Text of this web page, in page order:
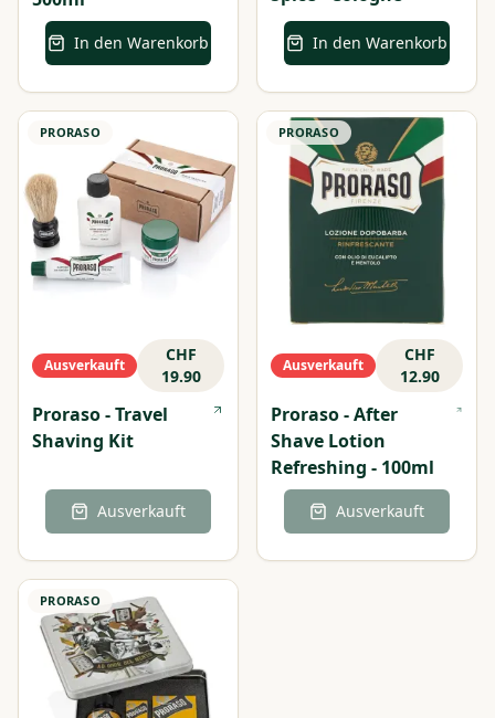
In den Warenkorb In den Warenkorb
PRORASO
Ausverkauft
CHF
19.90
Proraso - Travel
Shaving Kit
Ausverkauft
PRORASO
Ausverkauft
CHF
12.90
Proraso - After
Shave Lotion
Refreshing - 100ml
Ausverkauft
PRORASO